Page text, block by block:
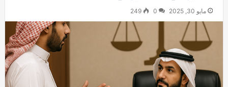
مايو 30, 2025 0
249